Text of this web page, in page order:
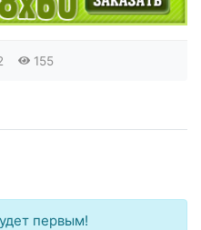
155
первым!